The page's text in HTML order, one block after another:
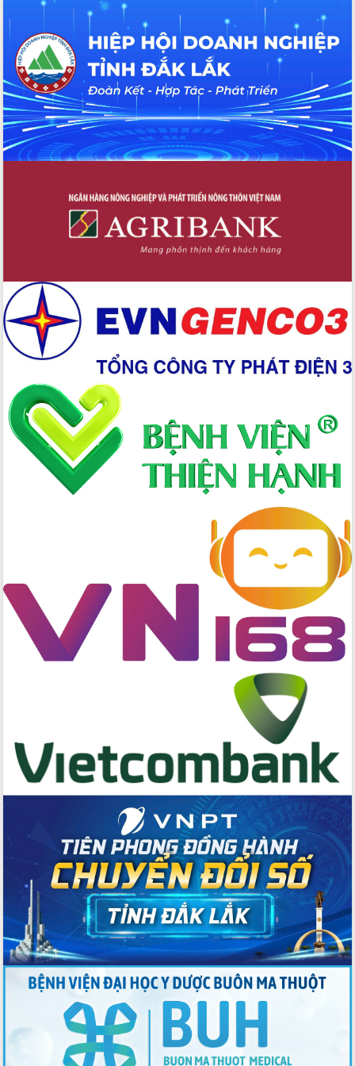
với Tập đoàn Bưu chính Viễn thông
Thứ trưởng Bộ Y tế làm việc với tỉnh
Đắk Lắk về phát triển nhân lực y tế
cho trạm y tế cấp xã
Du lịch Đắk Lắk nâng tầm trải nghiệm
du khách thông qua Hệ thống cơ sở dữ
liệu và Bản đồ số
Tập huấn ứng dụng trí tuệ nhân tạo (AI)
trong thương mại điện tử năm 2026
trao đổi thông tin trước Kỳ họp thứ
nhất, Quốc hội khóa XVI
Quyết liệt cải cách hành chính, khơi
tỉnh thông qua hiện đại hóa hành chính
Xã Ea Phê gắn cải cách hành chính với
chuyển đổi số
Phó Chủ tịch Thường trực UBND tỉnh
Hồ Thị Nguyên Thảo làm việc tại Trung
tâm Phục vụ hành chính công xã Ea
Phê
Xây dựng nền hành chính số đồng
hành cùng nông dân dân, doanh nghiệp
Giai đoạn 2026-2030, Đắk Lắk phấn
đấu có 77% xã đạt chuẩn nông thôn
Chuyển đổi số 'mở đường' cho nông
Ứng dụng sinh trắc học - Bước tiến
trong hành trình chuyển đổi số tại Đắk
Lắk
Đắk Lắk nâng cao hiệu quả công tác
Đảng từ Sổ tay đảng viên điện tử
chuyển đổi số cho cán bộ, công chức
cấp xã
Đắk Lắk phát động hưởng ứng Ngày
Quyền của người tiêu dùng Việt Nam
Đẩy mạnh cải cách hành chính, quyết
tâm đạt được mục tiêu tăng trưởng
hai con số trong năm 2026
Tổ chức trang trọng Lễ hội Đền thờ
Lương Văn Chánh năm 2026
Phó Bí thư Tỉnh ủy Đắk Lắk Đỗ Hữu
Huy giữ chức Bí thư Đảng ủy Ủy Ban
Nhân dân tỉnh
Bệnh án điện tử thúc đẩy chuyển đổi
số y tế tại Đắk Lắk
Chuyển đổi số thư viện: Mở rộng
không gian tri thức trong thời đại số
Đánh giá, rút kinh nghiệm công tác tổ
chức diễn tập trước ngày bầu cử